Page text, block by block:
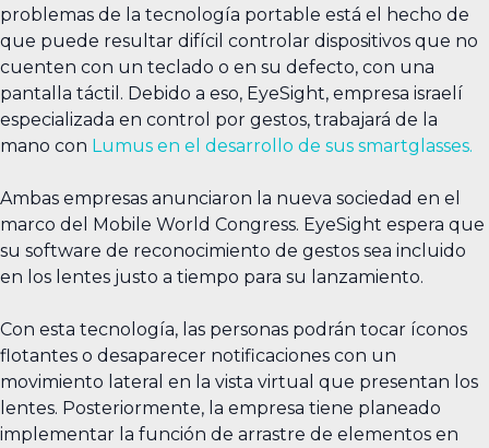
problemas de la tecnología portable está el hecho de
que puede resultar difícil controlar dispositivos que no
cuenten con un teclado o en su defecto, con una
pantalla táctil. Debido a eso, EyeSight, empresa israelí
especializada en control por gestos, trabajará de la
mano con Lumus en el desarrollo de sus smartglasses.
Ambas empresas anunciaron la nueva sociedad en el
marco del Mobile World Congress. EyeSight espera que
su software de reconocimiento de gestos sea incluido
en los lentes justo a tiempo para su lanzamiento.
Con esta tecnología, las personas podrán tocar íconos
flotantes o desaparecer notificaciones con un
movimiento lateral en la vista virtual que presentan los
lentes. Posteriormente, la empresa tiene planeado
implementar la función de arrastre de elementos en